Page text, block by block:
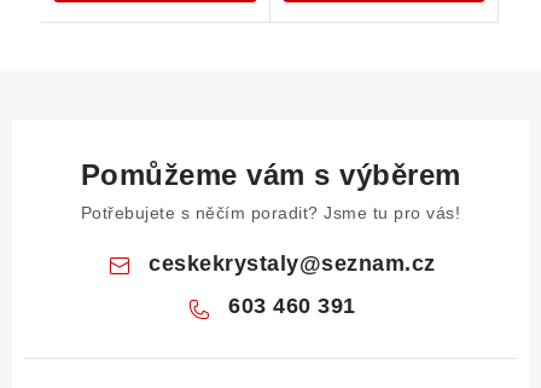
Pomůžeme vám s výběrem
Potřebujete s něčím poradit? Jsme tu pro vás!
ceskekrystaly@seznam.cz
603 460 391